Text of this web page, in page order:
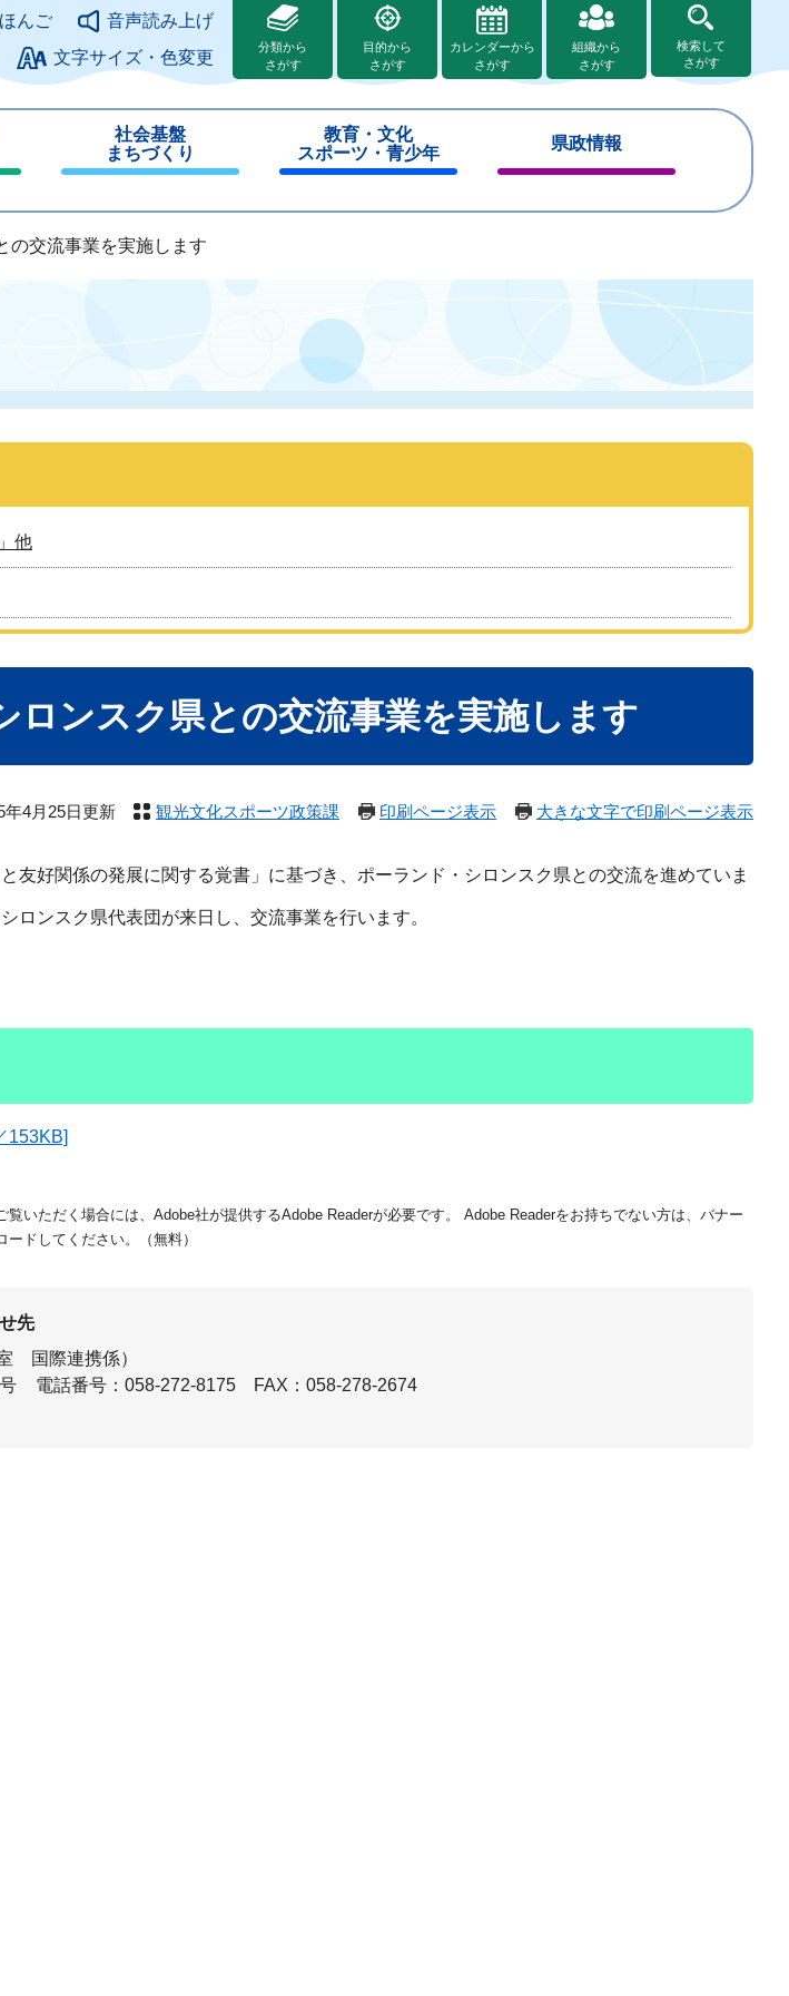
ージの本文へ
んご
音声読み上げ
文字サイズ・色変更
分類から
さがす
目的から
さがす
カレンダーから
さがす
組織から
さがす
検索して
さがす
社会基盤
まちづくり
じ
る
教育・文化
スポーツ・青少年
じ
県政情報
じ
の交流事業を実施します
他
ロンスク県との交流事業を実施します
年4月25日更新 観光文化スポーツ政策課 印刷ページ表示 大きな文字で印刷ページ表示
友好関係の発展に関する覚書」に基づき、ポーランド・シロンスク県との交流を進めていま
ンスク県代表団が来日し、交流事業を行います。
153KB]
覧いただく場合には、Adobe社が提供するAdobe Readerが必要です。
Adobe Readerをお持ちでない方は、バナー
ドしてください。（無料）
先
国際連携係）
電話番号：058-272-8175
FAX：058-278-2674